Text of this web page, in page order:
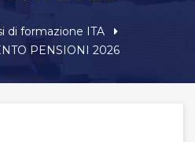
di formazione ITA
PENSIONI 2026